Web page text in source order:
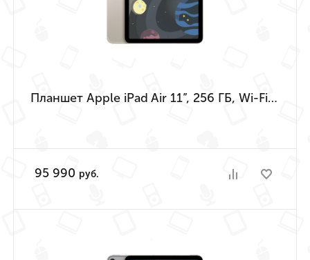
Планшет Apple iPad Air 11”, 256 ГБ, Wi-Fi + Cellular («Сияющая звезда» | Starlight) (M4 | 2026)
95 990 руб.